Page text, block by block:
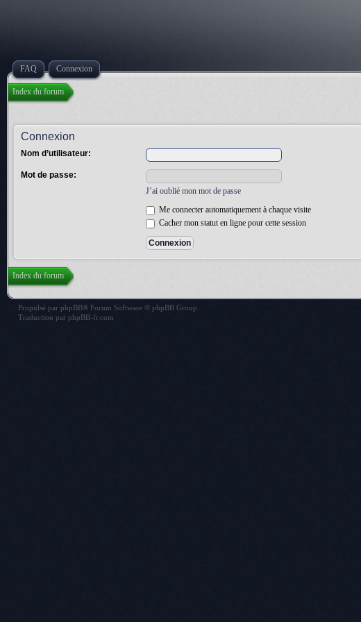
FAQ Connexion
Index du forum
Connexion
Nom d’utilisateur:
Mot de passe:
J’ai oublié mon mot de passe
Me connecter automatiquement à chaque visite
Cacher mon statut en ligne pour cette session
Index du forum
Propulsé par phpBB® Forum Software © phpBB Group
Traduction par phpBB-fr.com